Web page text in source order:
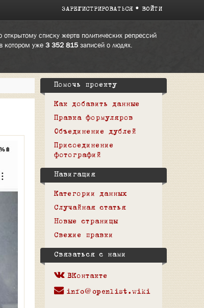
ЗАРЕГИСТРИРОВАТЬСЯ ВОЙТИ
открытому списку жертв политических репрессий
котором уже 3 352 815записей о людях.
Помочь проекту
Как добавить данные
Правка формуляров
Объединение дублей
Присоединение
фотографий
Навигация
Категории данных
Случайная статья
Новые страницы
Свежие правки
Связаться с нами
ВКонтакте
info@openlist.wiki